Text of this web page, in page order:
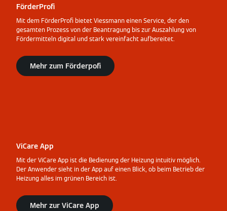
FörderProfi
Mit dem FörderProfi bietet Viessmann einen Service, der den
gesamten Prozess von der Beantragung bis zur Auszahlung von
Fördermitteln digital und stark vereinfacht aufbereitet.
Mehr zum Förderpofi
ViCare App
Mit der ViCare App ist die Bedienung der Heizung intuitiv möglich.
Der Anwender sieht in der App auf einen Blick, ob beim Betrieb der
Heizung alles im grünen Bereich ist.
Mehr zur ViCare App